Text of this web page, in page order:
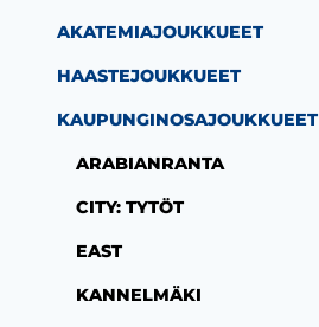
AKATEMIAJOUKKUEET
HAASTEJOUKKUEET
KAUPUNGINOSAJOUKKUEET
ARABIANRANTA
CITY: TYTÖT
EAST
KANNELMÄKI